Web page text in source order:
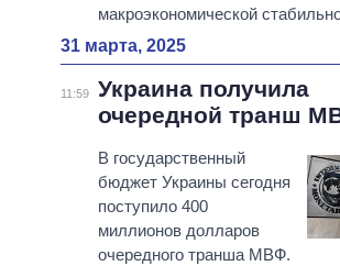
макроэкономической
31 марта, 2025
11:59
Украина получила
очередной транш
В государственный
бюджет Украины сегодня
поступило 400
миллионов долларов
очередного транша МВФ.